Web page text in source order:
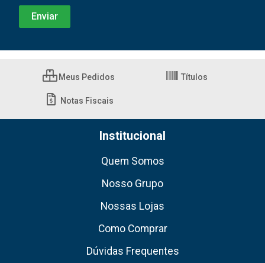
Meus Pedidos Títulos
Notas Fiscais
Institucional
Quem Somos
Nosso Grupo
Nossas Lojas
Como Comprar
Dúvidas Frequentes